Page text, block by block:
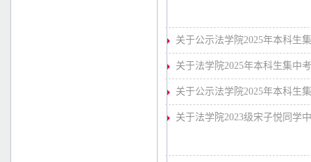
关于公示法学院2025年本科生
关于法学院2025年本科生集中
关于公示法学院2025年本科生
关于法学院2023级宋子悦同学